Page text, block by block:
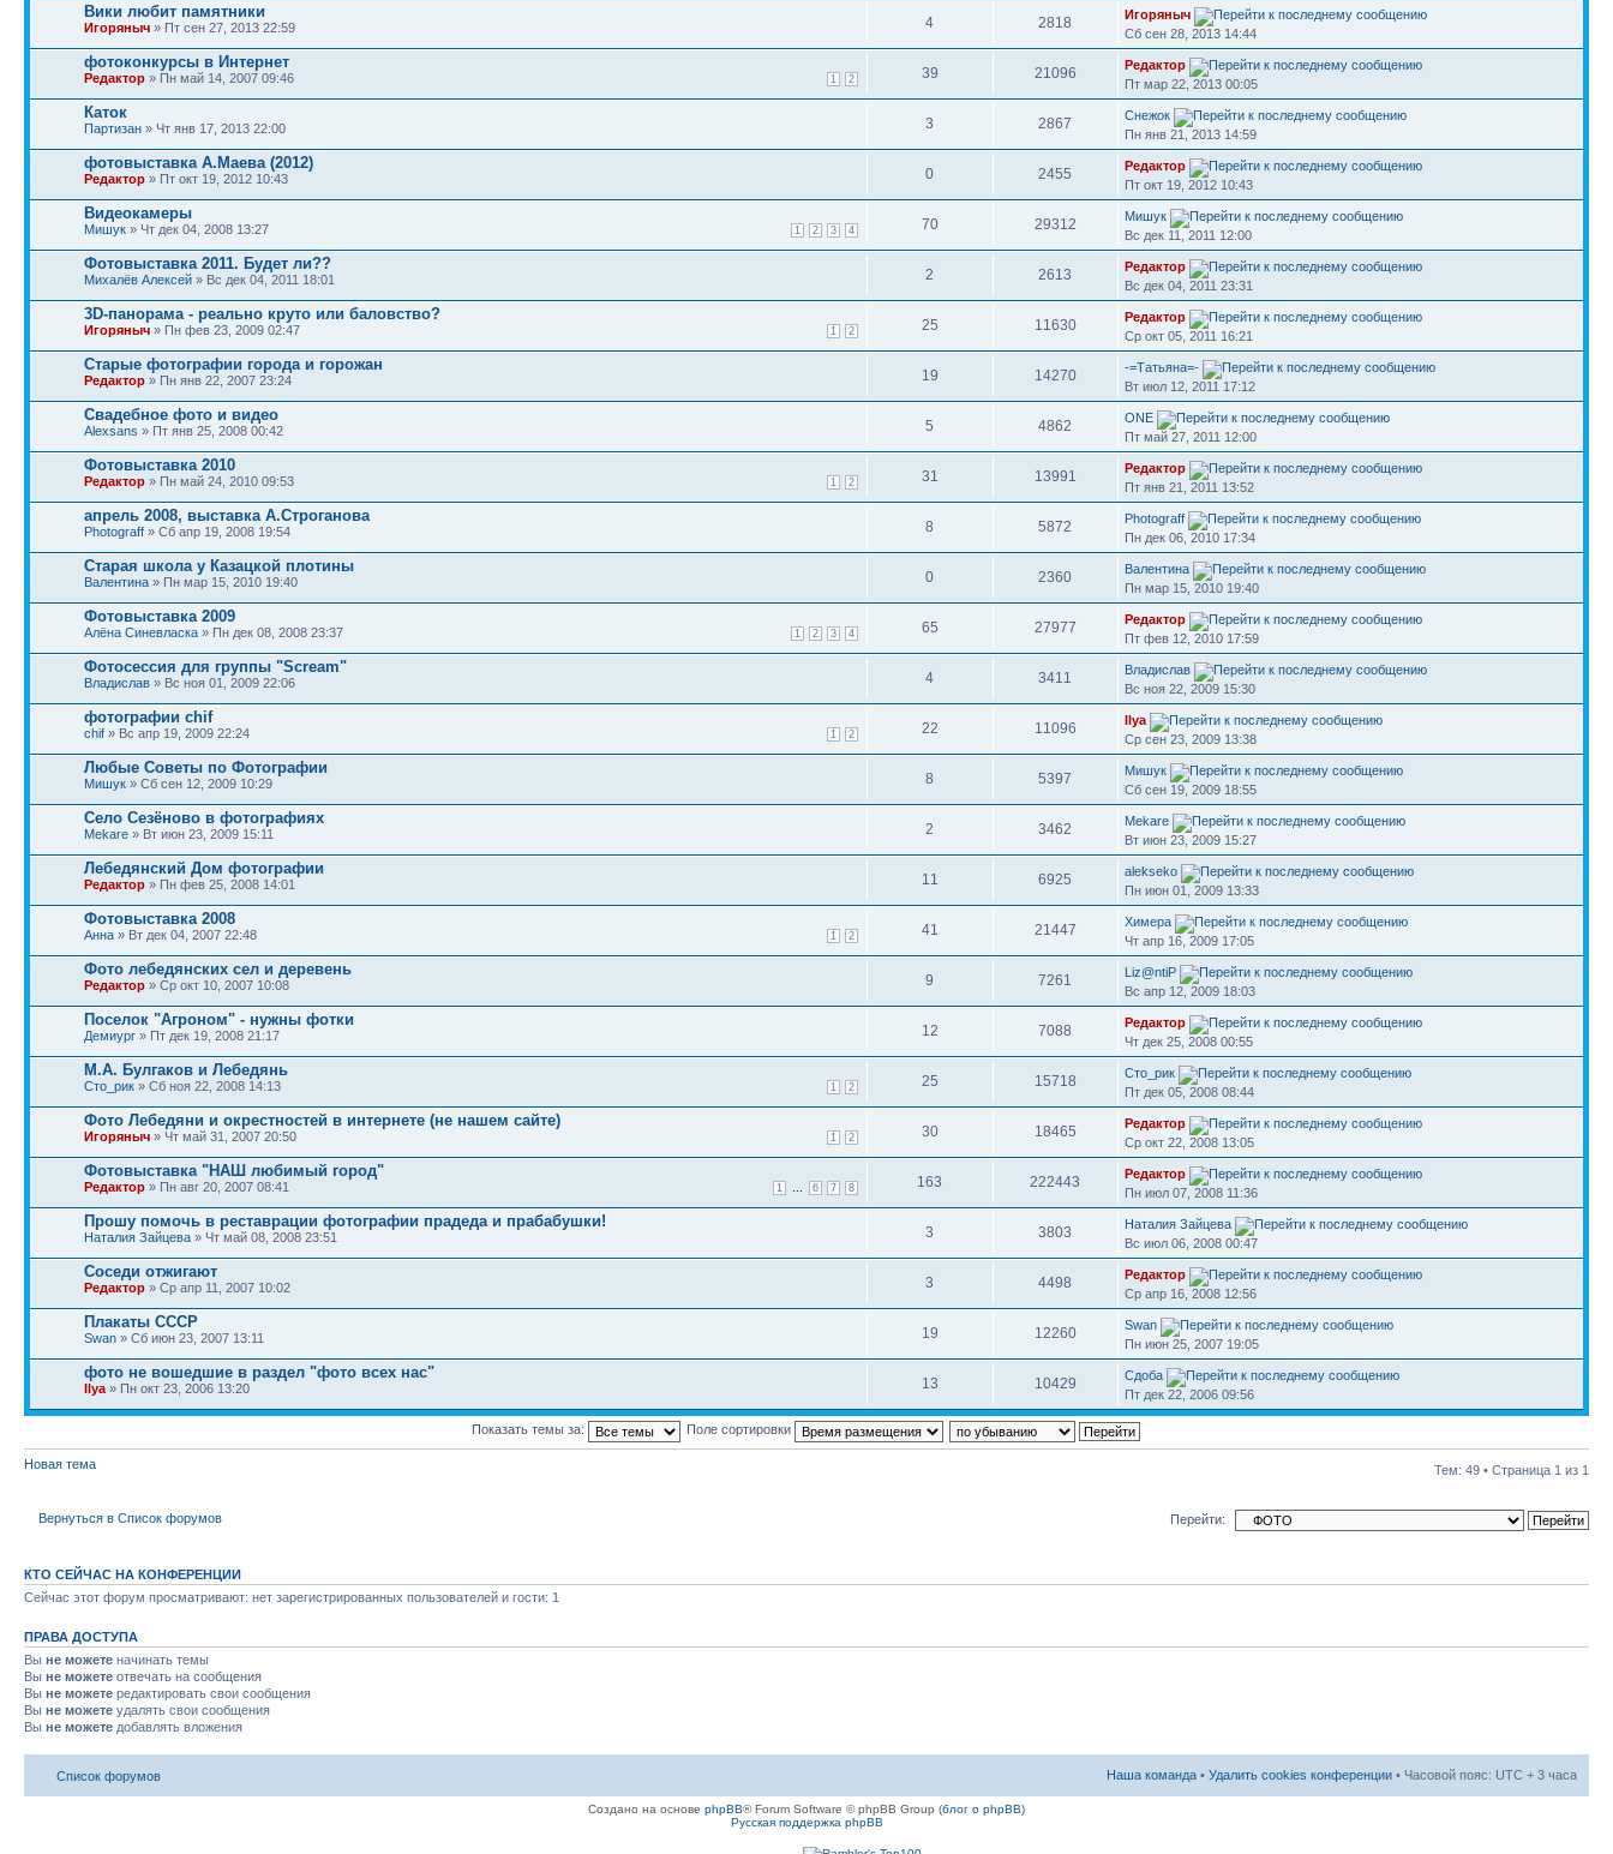
Вики любит памятники
Игоряныч » Пт сен 27, 2013 22:59 4 2818
Игоряныч
Сб сен 28, 2013 14:44
фотоконкурсы в Интернет
1 2
Редактор » Пн май 14, 2007 09:46 39 21096
Редактор
Пт мар 22, 2013 00:05
Каток
Партизан » Чт янв 17, 2013 22:00 3 2867
Снежок
Пн янв 21, 2013 14:59
фотовыставка А.Маева (2012)
Редактор » Пт окт 19, 2012 10:43 0 2455
Редактор
Пт окт 19, 2012 10:43
Видеокамеры
1 2 3 4
Мишук » Чт дек 04, 2008 13:27 70 29312
Мишук
Вс дек 11, 2011 12:00
Фотовыставка 2011. Будет ли??
Михалёв Алексей » Вс дек 04, 2011 18:01 2 2613
Редактор
Вс дек 04, 2011 23:31
3D-панорама - реально круто или баловство?
1 2
Игоряныч » Пн фев 23, 2009 02:47 25 11630
Редактор
Ср окт 05, 2011 16:21
Старые фотографии города и горожан
Редактор » Пн янв 22, 2007 23:24 19 14270
-=Татьяна=-
Вт июл 12, 2011 17:12
Cвадебное фото и видео
Alexsans » Пт янв 25, 2008 00:42 5 4862
ONE
Пт май 27, 2011 12:00
Фотовыставка 2010
1 2
Редактор » Пн май 24, 2010 09:53 31 13991
Редактор
Пт янв 21, 2011 13:52
апрель 2008, выставка А.Строганова
Photograff » Сб апр 19, 2008 19:54 8 5872
Photograff
Пн дек 06, 2010 17:34
Старая школа у Казацкой плотины
Валентина » Пн мар 15, 2010 19:40 0 2360
Валентина
Пн мар 15, 2010 19:40
Фотовыставка 2009
1 2 3 4
Алёна Синевласка » Пн дек 08, 2008 23:37 65 27977
Редактор
Пт фев 12, 2010 17:59
Фотосессия для группы "Scream"
Владислав » Вс ноя 01, 2009 22:06 4 3411
Владислав
Вс ноя 22, 2009 15:30
фотографии chif
1 2
chif » Вс апр 19, 2009 22:24 22 11096
Ilya
Ср сен 23, 2009 13:38
Любые Советы по Фотографии
Мишук » Сб сен 12, 2009 10:29 8 5397
Мишук
Сб сен 19, 2009 18:55
Село Сезёново в фотографиях
Mekare » Вт июн 23, 2009 15:11 2 3462
Mekare
Вт июн 23, 2009 15:27
Лебедянский Дом фотографии
Редактор » Пн фев 25, 2008 14:01 11 6925
alekseko
Пн июн 01, 2009 13:33
Фотовыставка 2008
1 2
Анна » Вт дек 04, 2007 22:48 41 21447
Химера
Чт апр 16, 2009 17:05
Фото лебедянских сел и деревень
Редактор » Ср окт 10, 2007 10:08 9 7261
Liz@ntiP
Вс апр 12, 2009 18:03
Поселок "Агроном" - нужны фотки
Демиург » Пт дек 19, 2008 21:17 12 7088
Редактор
Чт дек 25, 2008 00:55
М.А. Булгаков и Лебедянь
1 2
Сто_рик » Сб ноя 22, 2008 14:13 25 15718
Сто_рик
Пт дек 05, 2008 08:44
Фото Лебедяни и окрестностей в интернете (не нашем сайте)
1 2
Игоряныч » Чт май 31, 2007 20:50 30 18465
Редактор
Ср окт 22, 2008 13:05
Фотовыставка "НАШ любимый город"
1 6 7 8
Редактор » Пн авг 20, 2007 08:41 163 222443
Редактор
Пн июл 07, 2008 11:36
Прошу помочь в реставрации фотографии прадеда и прабабушки!
Наталия Зайцева » Чт май 08, 2008 23:51 3 3803
Наталия Зайцева
Вс июл 06, 2008 00:47
Соседи отжигают
Редактор » Ср апр 11, 2007 10:02 3 4498
Редактор
Ср апр 16, 2008 12:56
Плакаты СССР
Swan » Сб июн 23, 2007 13:11 19 12260
Swan
Пн июн 25, 2007 19:05
фото не вошедшие в раздел "фото всех нас"
Ilya » Пн окт 23, 2006 13:20 13 10429
Сдоба
Пт дек 22, 2006 09:56
Показать темы за: Поле сортировки
Новая тема Тем: 49 • Страница 1 из 1
Вернуться в Список форумов Перейти:
КТО СЕЙЧАС НА КОНФЕРЕНЦИИ
Сейчас этот форум просматривают: нет зарегистрированных пользователей и гости: 1
ПРАВА ДОСТУПА
Вы не можете начинать темы
Вы не можете отвечать на сообщения
Вы не можете редактировать свои сообщения
Вы не можете удалять свои сообщения
Вы не можете добавлять вложения
Список форумов Наша команда • Удалить cookies конференции • Часовой пояс: UTC + 3 часа
Создано на основе phpBB® Forum Software © phpBB Group (блог о phpBB)
Русская поддержка phpBB